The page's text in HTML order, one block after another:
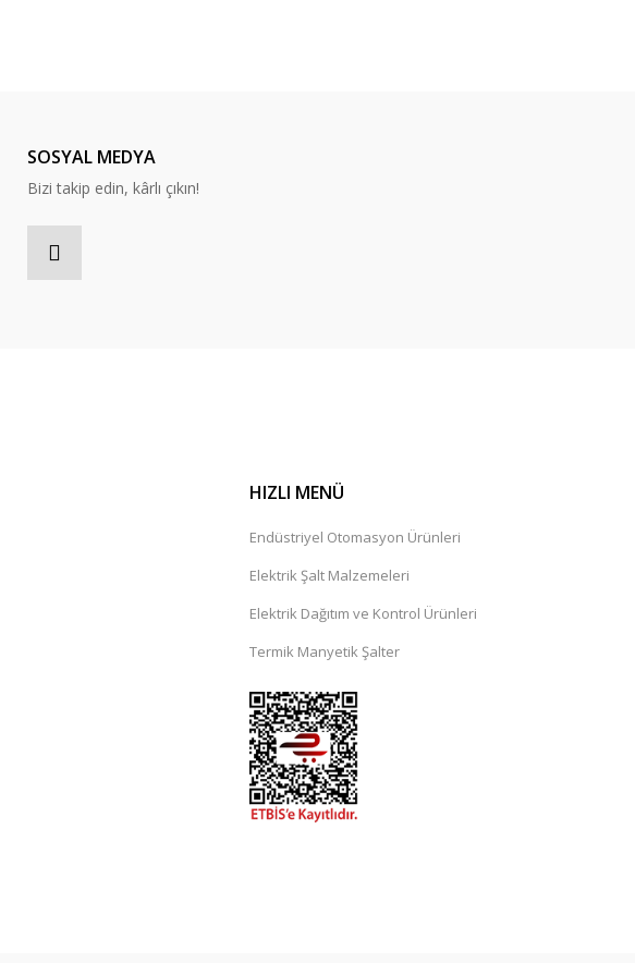
SOSYAL MEDYA
Bizi takip edin, kârlı çıkın!
HIZLI MENÜ
Endüstriyel Otomasyon Ürünleri
Elektrik Şalt Malzemeleri
Elektrik Dağıtım ve Kontrol Ürünleri
Termik Manyetik Şalter